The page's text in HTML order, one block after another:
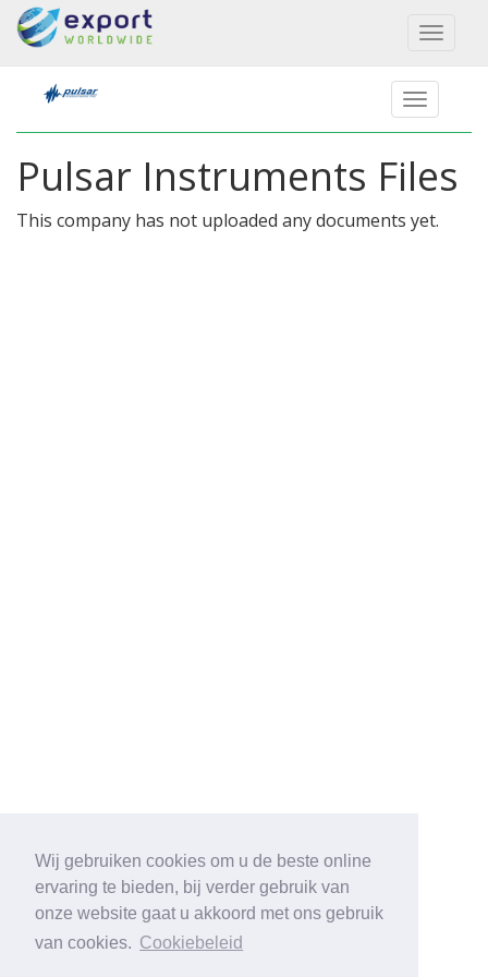
Wij gebruiken cookies om u de beste online
ervaring te bieden, bij verder gebruik van
onze website gaat u akkoord met ons gebruik
van cookies. Cookiebeleid
Toggle
Pulsar Instruments Files
This company has not uploaded any documents yet.